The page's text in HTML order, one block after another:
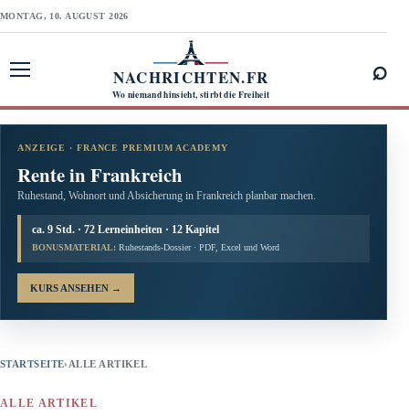
MONTAG, 10. AUGUST 2026
NACHRICHTEN.FR
Wo niemand hinsieht, stirbt die Freiheit
⌕
ANZEIGE · FRANCE PREMIUM ACADEMY
Rente in Frankreich
Ruhestand, Wohnort und Absicherung in Frankreich planbar machen.
ca. 9 Std. · 72 Lerneinheiten · 12 Kapitel
BONUSMATERIAL: Ruhestands-Dossier · PDF, Excel und Word
KURS ANSEHEN →
STARTSEITE› ALLE ARTIKEL
ALLE ARTIKEL